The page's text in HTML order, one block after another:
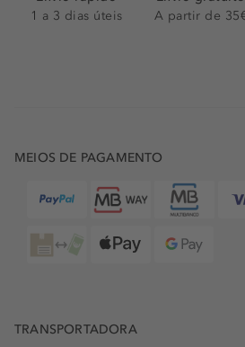
1 a 3 dias úteis
A partir de
MEIOS DE PAGAMENTO
TRANSPORTADORA